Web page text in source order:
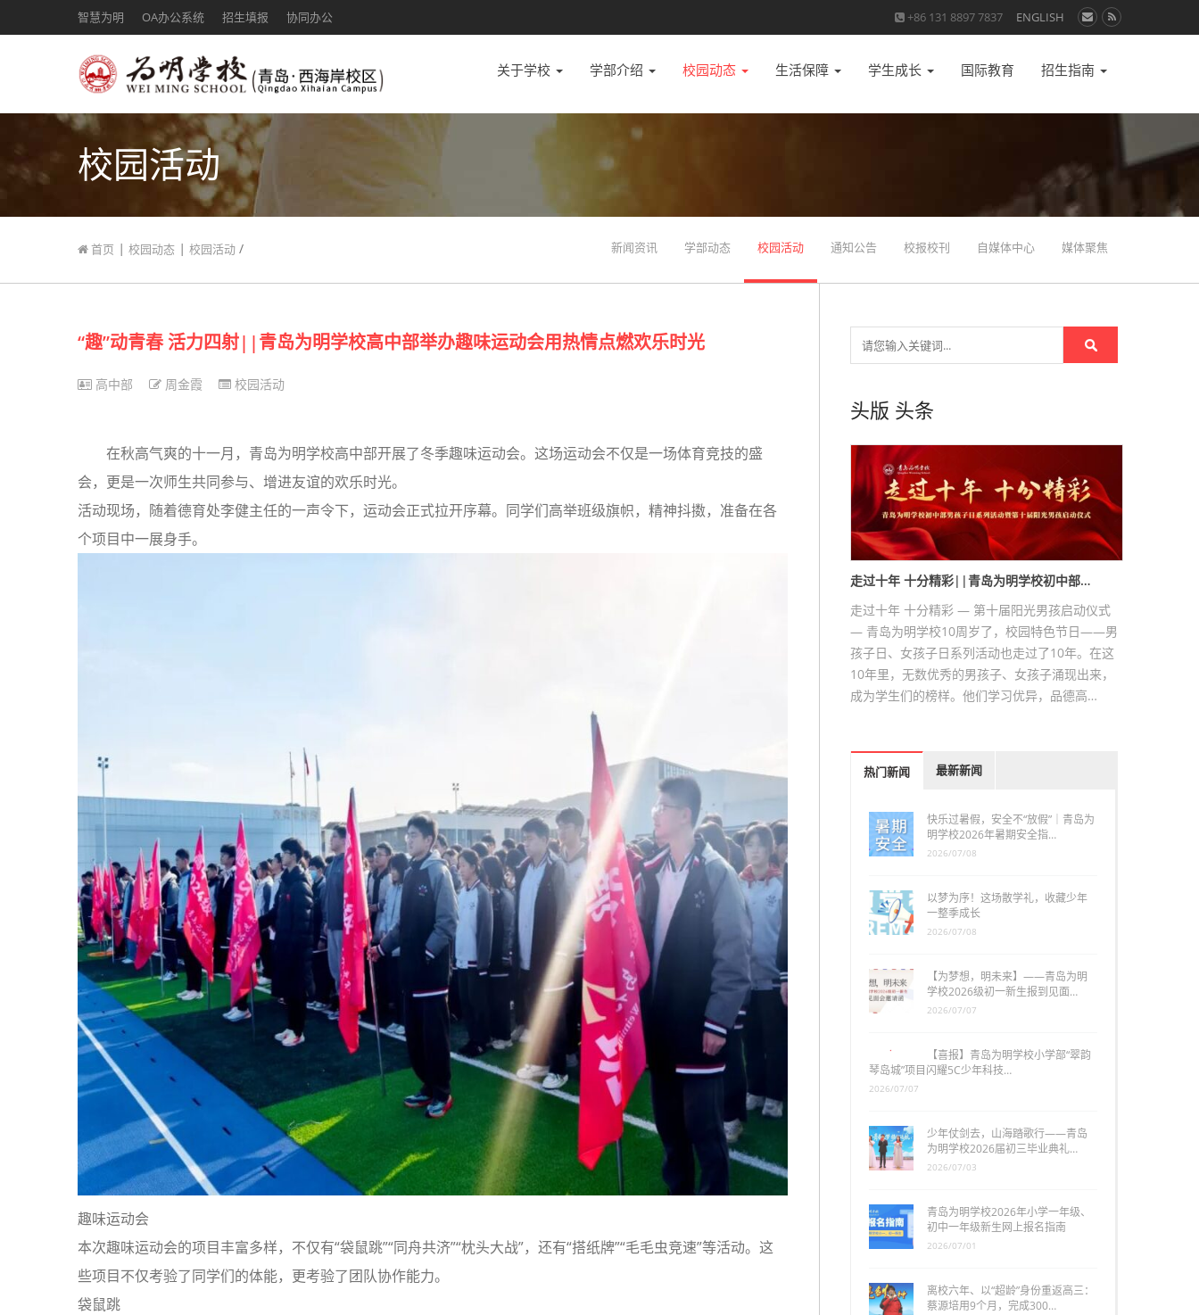
智慧为明 OA办公系统 招生填报 协同办公 +86 131 8897 7837 ENGLISH
关于学校 学部介绍 校园动态 生活保障 学生成长 国际教育 招生指南
校园活动
首页 | 校园动态 | 校园活动 / 新闻资讯 学部动态 校园活动 通知公告 校报校刊 自媒体中心 媒体聚焦
“趣”动青春 活力四射||青岛为明学校高中部举办趣味运动会用热情点燃欢乐时光
高中部 周金霞 校园活动
在秋高气爽的十一月，青岛为明学校高中部开展了冬季趣味运动会。这场运动会不仅是一场体育竞技的盛
会，更是一次师生共同参与、增进友谊的欢乐时光。
活动现场，随着德育处李健主任的一声令下，运动会正式拉开序幕。同学们高举班级旗帜，精神抖擞，准备在各
个项目中一展身手。
趣味运动会
本次趣味运动会的项目丰富多样，不仅有“袋鼠跳”“同舟共济”“枕头大战”，还有“搭纸牌”“毛毛虫竞速”等活动。这
些项目不仅考验了同学们的体能，更考验了团队协作能力。
袋鼠跳
头版 头条
走过十年 十分精彩||青岛为明学校初中部…
走过十年 十分精彩 — 第十届阳光男孩启动仪式
— 青岛为明学校10周岁了，校园特色节日——男
孩子日、女孩子日系列活动也走过了10年。在这
10年里，无数优秀的男孩子、女孩子涌现出来，
成为学生们的榜样。他们学习优异，品德高…
热门新闻 最新新闻
快乐过暑假，安全不“放假”｜青岛为
明学校2026年暑期安全指…
2026/07/08
以梦为序！这场散学礼，收藏少年
一整季成长
2026/07/08
【为梦想，明未来】——青岛为明
学校2026级初一新生报到见面…
2026/07/07
【喜报】青岛为明学校小学部“翠韵
琴岛城”项目闪耀5C少年科技…
少年仗剑去，山海踏歌行——青岛
为明学校2026届初三毕业典礼…
2026/07/03
青岛为明学校2026年小学一年级、
初中一年级新生网上报名指南
2026/07/01
离校六年、以“超龄”身份重返高三：
蔡源培用9个月，完成300…